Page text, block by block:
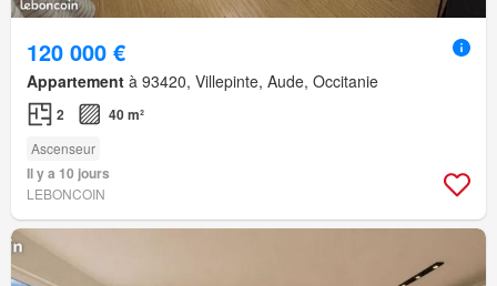
120 000 €
Appartement à 93420, Villepinte, Aude, Occitanie
2 40 m²
Ascenseur
Il y a 10 jours
LEBONCOIN